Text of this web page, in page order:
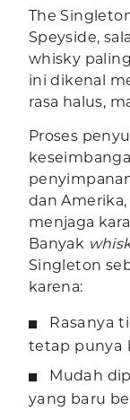
The
Speyside,
whisky
ini dikenal
rasa halus,
Proses
dan
menjaga
Banyak
Singleton
karena:
Rasanya
tetap punya
Mudah
yang baru